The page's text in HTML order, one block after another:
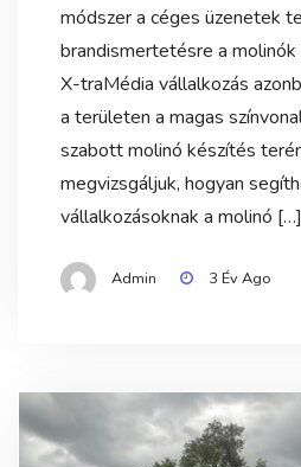
módszer a céges üzenetek
brandismertetésre a molinók
X-traMédia vállalkozás
a területen a magas
szabott molinó készítés
megvizsgáljuk, hogyan
vállalkozásoknak a molinó […]
Admin 3 Év Ago